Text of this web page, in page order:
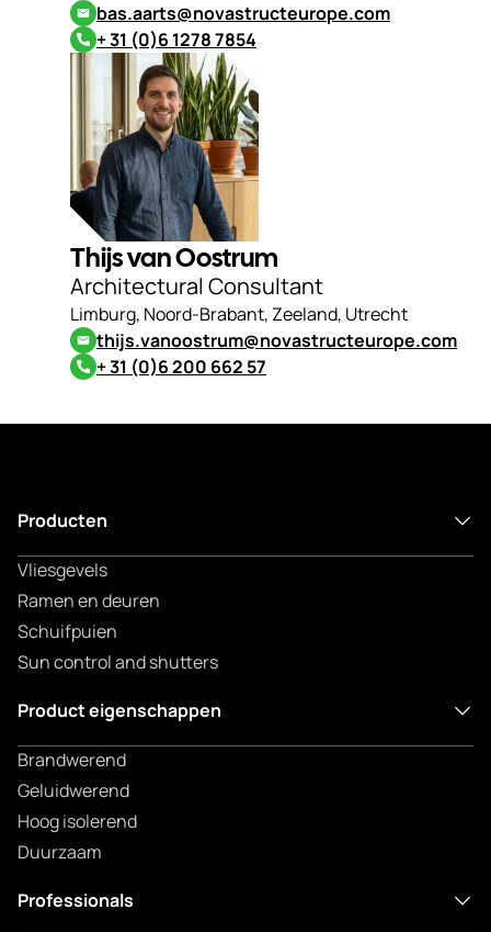
bas.aarts@novastructeurope.com
+ 31 (0)6 1278 7854
Thijs van Oostrum
Architectural Consultant
Limburg, Noord-Brabant, Zeeland, Utrecht
thijs.vanoostrum@novastructeurope.com
+ 31 (0)6 200 662 57
Producten
Vliesgevels
Ramen en deuren
Schuifpuien
Sun control and shutters
Product eigenschappen
Brandwerend
Geluidwerend
Hoog isolerend
Duurzaam
Professionals